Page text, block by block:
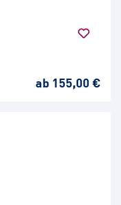
ab 155,00 €